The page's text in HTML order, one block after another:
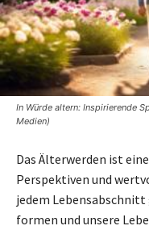
In Würde altern: Inspirierende
Medien)
Das Älterwerden ist
Perspektiven und
jedem
formen und unsere